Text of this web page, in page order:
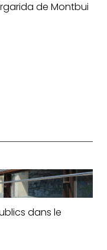
de Montbui
dans le